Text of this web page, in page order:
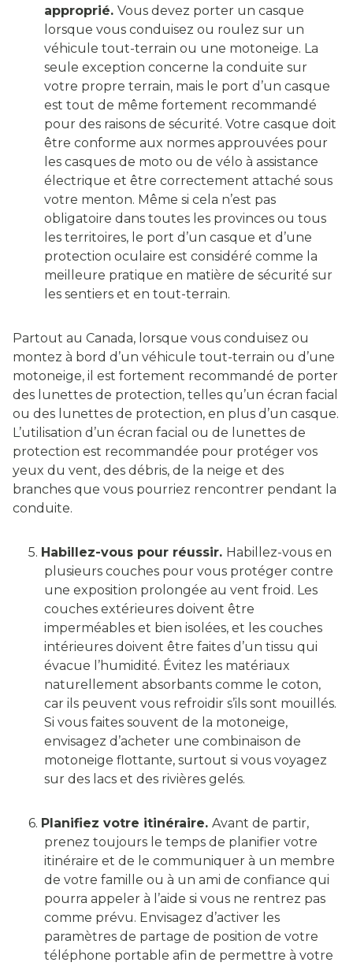
approprié. Vous devez porter un casque
lorsque vous conduisez ou roulez sur un
véhicule tout-terrain ou une motoneige. La
seule exception concerne la conduite sur
votre propre terrain, mais le port d’un casque
est tout de même fortement recommandé
pour des raisons de sécurité. Votre casque doit
être conforme aux normes approuvées pour
les casques de moto ou de vélo à assistance
électrique et être correctement attaché sous
votre menton. Même si cela n’est pas
obligatoire dans toutes les provinces ou tous
les territoires, le port d’un casque et d’une
protection oculaire est considéré comme la
meilleure pratique en matière de sécurité sur
les sentiers et en tout-terrain.
Partout au Canada, lorsque vous conduisez ou
montez à bord d’un véhicule tout-terrain ou d’une
motoneige, il est fortement recommandé de porter
des lunettes de protection, telles qu’un écran facial
ou des lunettes de protection, en plus d’un casque.
L’utilisation d’un écran facial ou de lunettes de
protection est recommandée pour protéger vos
yeux du vent, des débris, de la neige et des
branches que vous pourriez rencontrer pendant la
conduite.
5. Habillez-vous pour réussir. Habillez-vous en
plusieurs couches pour vous protéger contre
une exposition prolongée au vent froid. Les
couches extérieures doivent être
imperméables et bien isolées, et les couches
intérieures doivent être faites d’un tissu qui
évacue l’humidité. Évitez les matériaux
naturellement absorbants comme le coton,
car ils peuvent vous refroidir s’ils sont mouillés.
Si vous faites souvent de la motoneige,
envisagez d’acheter une combinaison de
motoneige flottante, surtout si vous voyagez
sur des lacs et des rivières gelés.
6. Planifiez votre itinéraire. Avant de partir,
prenez toujours le temps de planifier votre
itinéraire et de le communiquer à un membre
de votre famille ou à un ami de confiance qui
pourra appeler à l’aide si vous ne rentrez pas
comme prévu. Envisagez d’activer les
paramètres de partage de position de votre
téléphone portable afin de permettre à votre